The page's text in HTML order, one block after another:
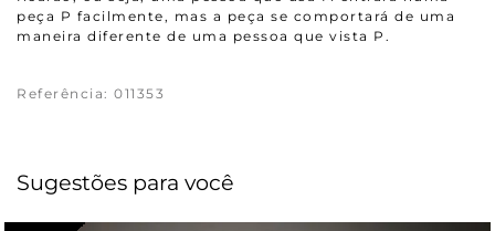
peça P facilmente, mas a peça se comportará de uma
maneira diferente de uma pessoa que vista P.
Referência: 011353
Sugestões para você